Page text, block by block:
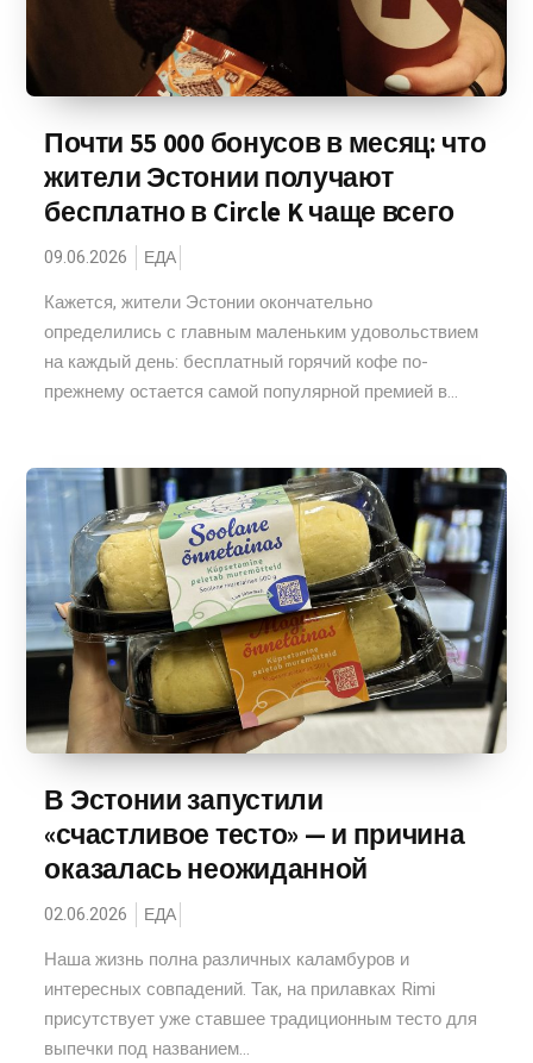
Почти 55 000 бонусов в месяц: что
жители Эстонии получают
бесплатно в Circle K чаще всего
09.06.2026 ЕДА
Кажется, жители Эстонии окончательно
определились с главным маленьким удовольствием
на каждый день: бесплатный горячий кофе по-
прежнему остается самой популярной премией в...
В Эстонии запустили
«счастливое тесто» — и причина
оказалась неожиданной
02.06.2026 ЕДА
Наша жизнь полна различных каламбуров и
интересных совпадений. Так, на прилавках Rimi
присутствует уже ставшее традиционным тесто для
выпечки под названием...